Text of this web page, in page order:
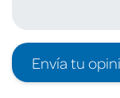
Envía tu